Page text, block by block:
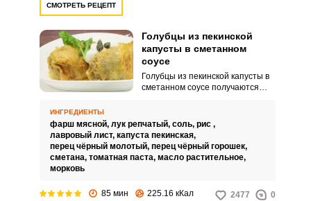
СМОТРЕТЬ РЕЦЕПТ
Голубцы из пекинской
капусты в сметанном
соусе
Голубцы из пекинской капусты в
сметанном соусе получаются
блюда используют как мясной,
так и смешанный фарш или
фарш из птицы для диетической
версии.
ИНГРЕДИЕНТЫ
фарш мясной, лук репчатый, соль, рис ,
лавровый лист, капуста пекинская,
перец чёрный молотый, перец чёрный горошек,
сметана, томатная паста, масло растительное,
морковь
85 мин 225.16 кКал 2477 0